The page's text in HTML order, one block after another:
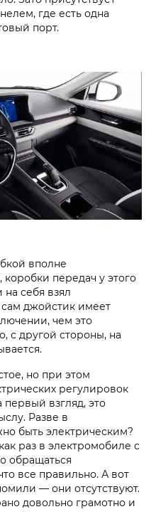
где есть одна
порт.
вполне
передач у этого
себя взял
сам джойстик имеет
чем это
с другой стороны, на
но при этом
регулировок
взгляд, это
Разве в
быть электрическим?
раз в электромобиле с
обращаться
все правильно. А вот
— они отсутствуют.
довольно грамотно и